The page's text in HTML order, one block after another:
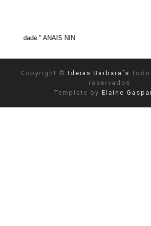
NIN
Copyright © Ideias Barbara´s
reservados
Template by Elaine